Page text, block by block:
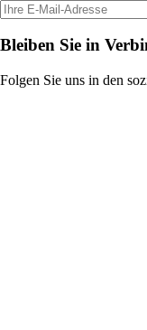
Bleiben Sie in
Folgen Sie uns in den